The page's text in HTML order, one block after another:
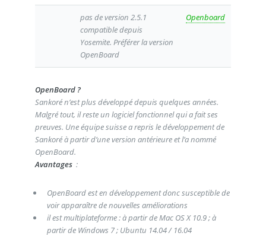
pas de version 2.5.1
compatible depuis
Yosemite. Préférer la version
OpenBoard
Openboard
OpenBoard ?
Sankoré n’est plus développé depuis quelques années.
Malgré tout, il reste un logiciel fonctionnel qui a fait ses
preuves. Une équipe suisse a repris le développement de
Sankoré à partir d’une version antérieure et l’a nommé
OpenBoard.
Avantages :
OpenBoard est en développement donc susceptible de
voir apparaître de nouvelles améliorations
il est multiplateforme : à partir de Mac OS X 10.9 ; à
partir de Windows 7 ; Ubuntu 14.04 / 16.04